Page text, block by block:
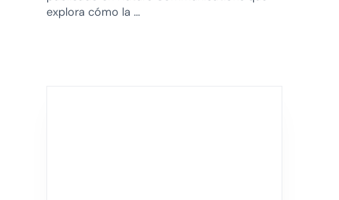
explora cómo la …